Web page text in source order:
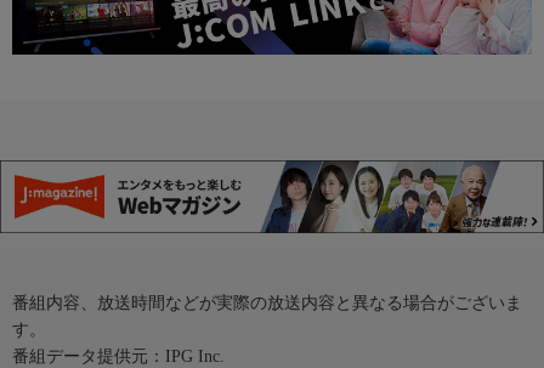
番組内容、放送時間などが実際の放送内容と異なる場合がございま
す。
番組データ提供元：IPG Inc.